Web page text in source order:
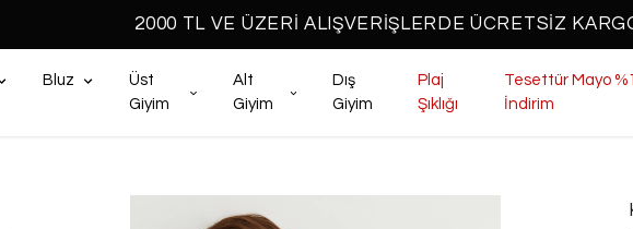
2000 TL VE ÜZERİ ALIŞVERİŞLERDE ÜCRETSİZ
Bluz
Üst
Giyim
Alt
Giyim
Dış
Giyim
Plaj
Şıklığı
Tesettür Mayo
İndirim